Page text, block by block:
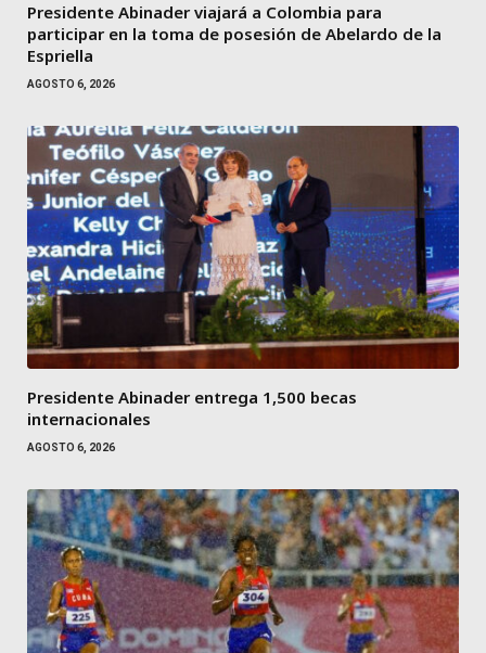
Presidente Abinader viajará a Colombia para
participar en la toma de posesión de Abelardo de la
Espriella
AGOSTO 6, 2026
Presidente Abinader entrega 1,500 becas
internacionales
AGOSTO 6, 2026